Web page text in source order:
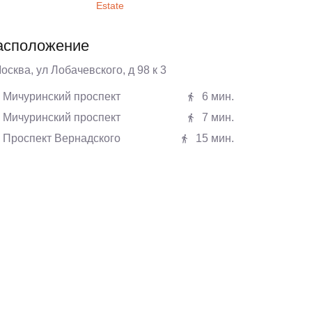
Estate
ул Лобачевского, д 98 к 3
Мичуринский проспект
6 мин.
Мичуринский проспект
7 мин.
Проспект Вернадского
15 мин.